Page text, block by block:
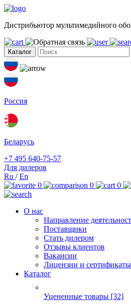
Дистрибьютор мультимедийного
Каталог
Россия
Беларусь
+7 495 640-75-57
Для дилеров
Ru /En
0
0 0
О нас
Направление
Поставщики
Стать дилером
Отзывы клиентов
Вакансии
Лицензии и сертификаты
Каталог
Уцененные товары [32]